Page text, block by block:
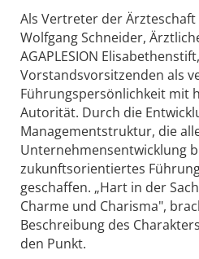
Als Vertreter der
Wolfgang Schneider,
AGAPLESION
Vorstandsvorsitzenden als
Führungspersönlichkeit mit
Autorität. Durch die
Managementstruktur, die
Unternehmensentwicklung
zukunftsorientiertes
geschaffen. „Hart in der
Charme und Charisma",
Beschreibung des
den Punkt.